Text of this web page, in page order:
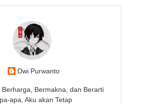
Dwi Purwanto
Berharga, Bermakna, dan Berarti
apa, Aku akan Tetap